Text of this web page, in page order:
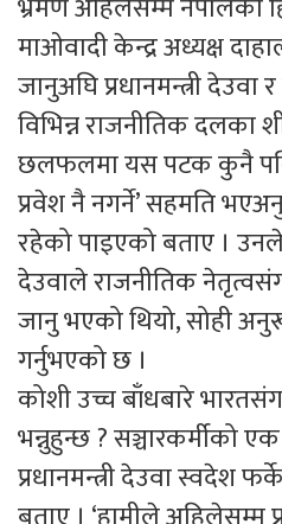
भ्रमण अहिलेसम्म नेपालको
माओवादी केन्द्र अध्यक्ष
जानुअघि प्रधानमन्त्री देउवा
विभिन्न राजनीतिक दलका
छलफलमा यस पटक कुनै पनि
प्रवेश नै नगर्ने’ सहमति
रहेको पाइएको बताए । उनले
देउवाले राजनीतिक नेतृत्वसंग
जानु भएको थियो, सोही
गर्नुभएको छ ।
कोशी उच्च बाँधबारे
भन्नुहुन्छ ? सञ्चारकर्मीको
प्रधानमन्त्री देउवा स्वदेश